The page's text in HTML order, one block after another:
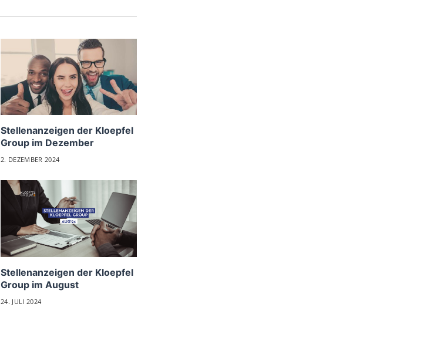
Stellenanzeigen der Kloepfel
Group im Dezember
2. DEZEMBER 2024
Stellenanzeigen der Kloepfel
Group im August
24. JULI 2024